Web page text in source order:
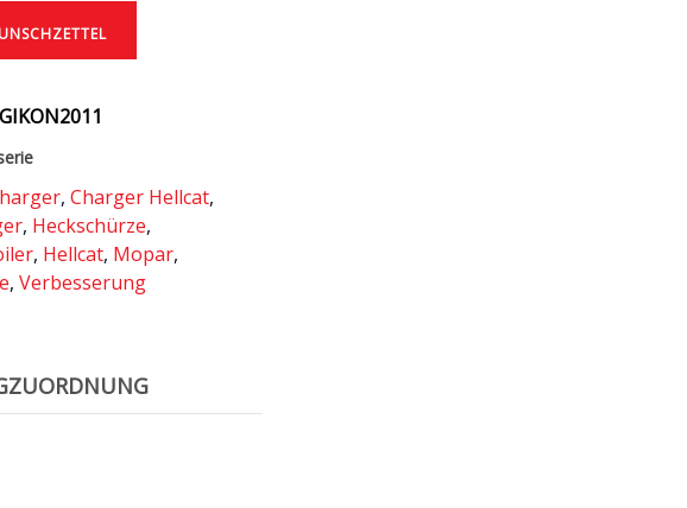
,Charger Hellcat,
, Heckschürze,
, Hellcat, Mopar,
,Verbesserung